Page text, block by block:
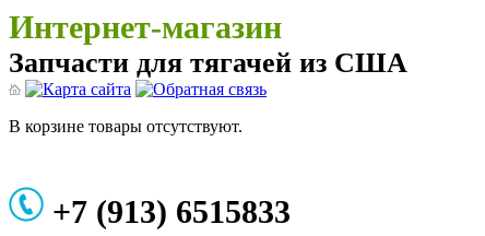
Интернет-магазин
Запчасти для тягачей из США
В корзине товары отсутствуют.
+7 (913) 6515833